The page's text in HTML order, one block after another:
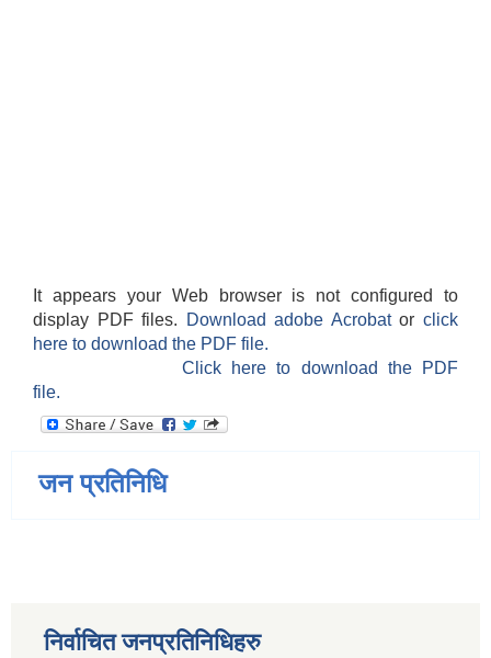
It appears your Web browser is not configured to
display PDF files.
Download adobe Acrobatorclick
here to download the PDF file.
Click here to download the PDF
file.
जन प्रतिनिधि
निर्वाचित जनप्रतिनिधिहरु